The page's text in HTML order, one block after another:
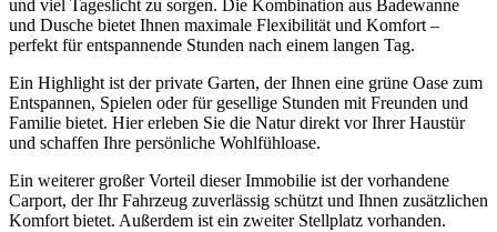
und viel Tageslicht zu sorgen. Die Kombination aus Badewanne
und Dusche bietet Ihnen maximale Flexibilität und Komfort –
perfekt für entspannende Stunden nach einem langen Tag.
Ein Highlight ist der private Garten, der Ihnen eine grüne Oase zum
Entspannen, Spielen oder für gesellige Stunden mit Freunden und
Familie bietet. Hier erleben Sie die Natur direkt vor Ihrer Haustür
und schaffen Ihre persönliche Wohlfühloase.
Ein weiterer großer Vorteil dieser Immobilie ist der vorhandene
Carport, der Ihr Fahrzeug zuverlässig schützt und Ihnen zusätzlichen
Komfort bietet. Außerdem ist ein zweiter Stellplatz vorhanden.